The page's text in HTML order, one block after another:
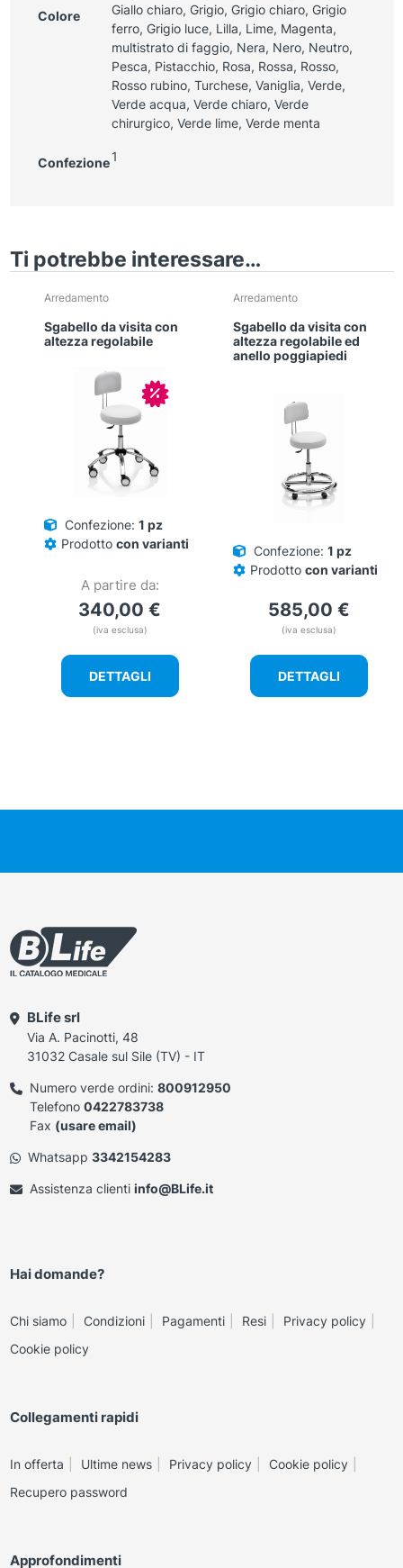
Colore
Giallo chiaro, Grigio, Grigio chiaro, Grigio
ferro, Grigio luce, Lilla, Lime, Magenta,
multistrato di faggio, Nera, Nero, Neutro,
Pesca, Pistacchio, Rosa, Rossa, Rosso,
Rosso rubino, Turchese, Vaniglia, Verde,
Verde acqua, Verde chiaro, Verde
chirurgico, Verde lime, Verde menta
Confezione 1
Ti potrebbe interessare…
Arredamento
Sgabello da visita con
altezza regolabile
In offerta!
Confezione: 1 pz
Prodotto con varianti
A partire da:
340,00 €
(iva esclusa)
DETTAGLI
Questo
ha
del
prodotto
Arredamento
Sgabello da visita con
altezza regolabile ed
anello poggiapiedi
Confezione: 1 pz
Prodotto con varianti
585,00 €
(iva esclusa)
DETTAGLI
Questo
ha
più
prodotto
BLife srl
Via A. Pacinotti, 48
31032 Casale sul Sile (TV) - IT
Numero verde ordini: 800912950
Telefono 0422783738
Fax (usare email)
Whatsapp 3342154283
Assistenza clienti info@BLife.it
Hai domande?
Chi siamo Condizioni Pagamenti Resi
Privacy policy
Cookie policy
Collegamenti rapidi
In offerta Ultime news Privacy policy
Cookie policy
Recupero password
Approfondimenti